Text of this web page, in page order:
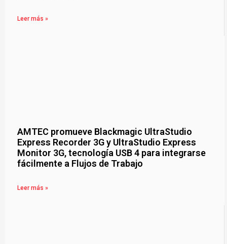
Leer más »
AMTEC promueve Blackmagic UltraStudio
Express Recorder 3G y UltraStudio Express
Monitor 3G, tecnología USB 4 para integrarse
fácilmente a Flujos de Trabajo
Leer más »